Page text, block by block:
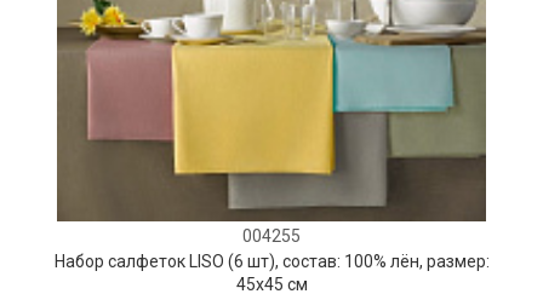
004255
Набор салфеток LISO (6 шт), состав: 100% лён, размер:
45х45 см